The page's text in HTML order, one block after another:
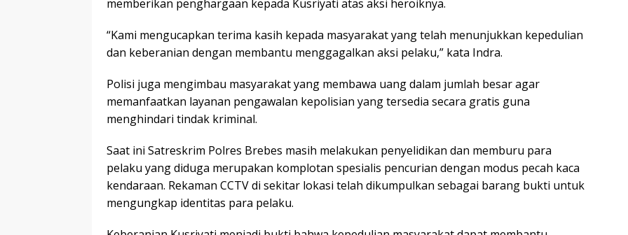
memberikan penghargaan kepada Kusriyati atas aksi heroiknya.
“Kami mengucapkan terima kasih kepada masyarakat yang telah menunjukkan kepedulian
dan keberanian dengan membantu menggagalkan aksi pelaku,” kata Indra.
Polisi juga mengimbau masyarakat yang membawa uang dalam jumlah besar agar
memanfaatkan layanan pengawalan kepolisian yang tersedia secara gratis guna
menghindari tindak kriminal.
Saat ini Satreskrim Polres Brebes masih melakukan penyelidikan dan memburu para
pelaku yang diduga merupakan komplotan spesialis pencurian dengan modus pecah kaca
kendaraan. Rekaman CCTV di sekitar lokasi telah dikumpulkan sebagai barang bukti untuk
mengungkap identitas para pelaku.